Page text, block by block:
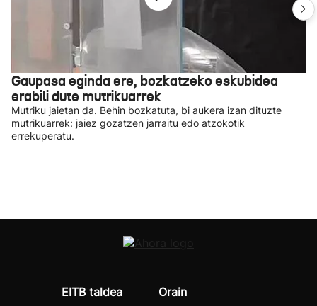
Gaupasa eginda ere, bozkatzeko eskubidea
erabili dute mutrikuarrek
Mutriku jaietan da. Behin bozkatuta, bi aukera izan dituzte
mutrikuarrek: jaiez gozatzen jarraitu edo atzokotik
errekuperatu.
EITB taldea
Orain